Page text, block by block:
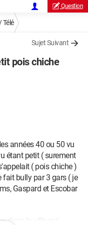
Question
Télé
Sujet Suivant
pois chiche
années 40 ou 50 vu
étant petit ( surement
( pois chiche )
fait bully par 3 gars ( je
Gaspard et Escobar
dans la ville qui